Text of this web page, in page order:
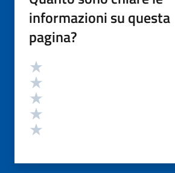
informazioni su questa
pagina?
Valutazione